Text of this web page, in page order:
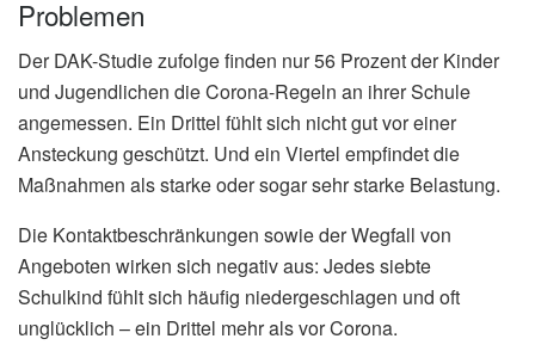
Problemen
Der DAK-Studie zufolge finden nur 56 Prozent der Kinder
und Jugendlichen die Corona-Regeln an ihrer Schule
angemessen. Ein Drittel fühlt sich nicht gut vor einer
Ansteckung geschützt. Und ein Viertel empfindet die
Maßnahmen als starke oder sogar sehr starke Belastung.
Die Kontaktbeschränkungen sowie der Wegfall von
Angeboten wirken sich negativ aus: Jedes siebte
Schulkind fühlt sich häufig niedergeschlagen und oft
unglücklich – ein Drittel mehr als vor Corona.